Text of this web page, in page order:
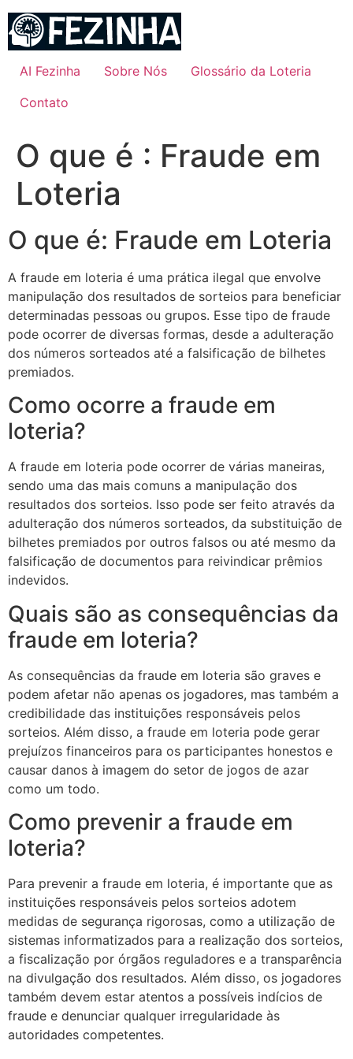
para
conteúdo
AI Fezinha Sobre Nós
Glossário da Loteria
Contato
O que é : Fraude em
Loteria
O que é: Fraude em Loteria
A fraude em loteria é uma prática ilegal que envolve
manipulação dos resultados de sorteios para beneficiar
determinadas pessoas ou grupos. Esse tipo de fraude
pode ocorrer de diversas formas, desde a adulteração
dos números sorteados até a falsificação de bilhetes
premiados.
Como ocorre a fraude em
loteria?
A fraude em loteria pode ocorrer de várias maneiras,
sendo uma das mais comuns a manipulação dos
resultados dos sorteios. Isso pode ser feito através da
adulteração dos números sorteados, da substituição de
bilhetes premiados por outros falsos ou até mesmo da
falsificação de documentos para reivindicar prêmios
indevidos.
Quais são as consequências da
fraude em loteria?
As consequências da fraude em loteria são graves e
podem afetar não apenas os jogadores, mas também a
credibilidade das instituições responsáveis pelos
sorteios. Além disso, a fraude em loteria pode gerar
prejuízos financeiros para os participantes honestos e
causar danos à imagem do setor de jogos de azar
como um todo.
Como prevenir a fraude em
loteria?
Para prevenir a fraude em loteria, é importante que as
instituições responsáveis pelos sorteios adotem
medidas de segurança rigorosas, como a utilização de
sistemas informatizados para a realização dos sorteios,
a fiscalização por órgãos reguladores e a transparência
na divulgação dos resultados. Além disso, os jogadores
também devem estar atentos a possíveis indícios de
fraude e denunciar qualquer irregularidade às
autoridades competentes.